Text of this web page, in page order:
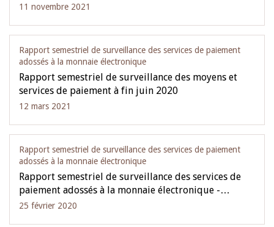
11 novembre 2021
Rapport semestriel de surveillance des services de paiement
adossés à la monnaie électronique
Rapport semestriel de surveillance des moyens et
services de paiement à fin juin 2020
12 mars 2021
Rapport semestriel de surveillance des services de paiement
adossés à la monnaie électronique
Rapport semestriel de surveillance des services de
paiement adossés à la monnaie électronique -…
25 février 2020